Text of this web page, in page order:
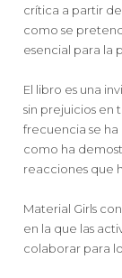
crítica a partir
como se
esencial para la
El libro es una
sin prejuicios en
frecuencia se
como ha
reacciones que
Material Girls
en la que las
colaborar para